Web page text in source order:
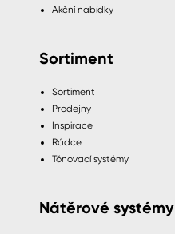
Akční nabídky
Sortiment
Sortiment
Prodejny
Inspirace
Rádce
Tónovací systémy
Nátěrové systémy